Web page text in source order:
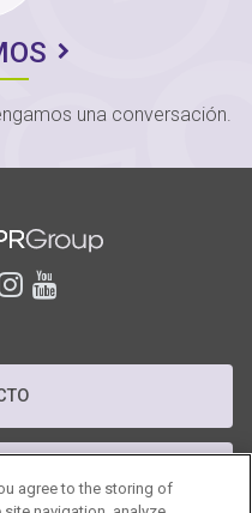
una conversación.
instagram
youtube
agree to the storing of